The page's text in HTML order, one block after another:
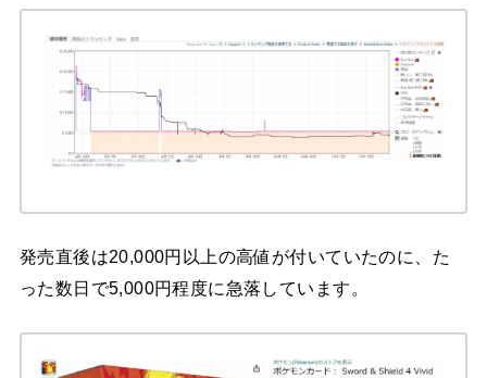
発売直後は20,000円以上の高値が付いていたのに、た
った数日で5,000円程度に急落しています。